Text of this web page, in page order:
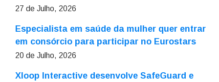
27 de Julho, 2026
Especialista em saúde da mulher quer entrar
em consórcio para participar no Eurostars
20 de Julho, 2026
Xloop Interactive desenvolve SafeGuard e